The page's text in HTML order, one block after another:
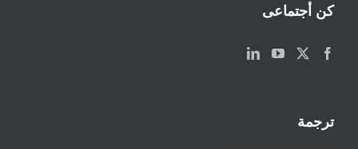
كن أجتماعى
ترجمة